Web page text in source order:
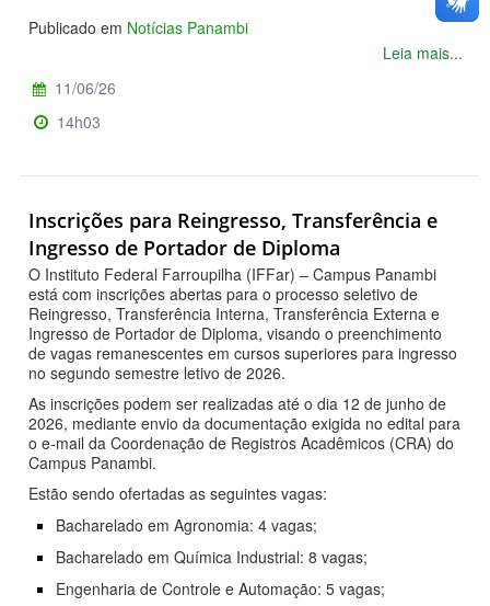
Publicado em Notícias Panambi
Leia mais...
11/06/26
14h03
Inscrições para Reingresso, Transferência e
Ingresso de Portador de Diploma
O Instituto Federal Farroupilha (IFFar) – Campus Panambi
está com inscrições abertas para o processo seletivo de
Reingresso, Transferência Interna, Transferência Externa e
Ingresso de Portador de Diploma, visando o preenchimento
de vagas remanescentes em cursos superiores para ingresso
no segundo semestre letivo de 2026.
As inscrições podem ser realizadas até o dia 12 de junho de
2026, mediante envio da documentação exigida no edital para
o e-mail da Coordenação de Registros Acadêmicos (CRA) do
Campus Panambi.
Estão sendo ofertadas as seguintes vagas:
Bacharelado em Agronomia: 4 vagas;
Bacharelado em Química Industrial: 8 vagas;
Engenharia de Controle e Automação: 5 vagas;